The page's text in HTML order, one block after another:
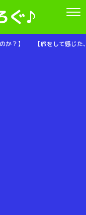
ぐ♪
か？】 【旅をして感じ